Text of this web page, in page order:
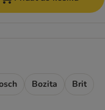
Bozita
Brit